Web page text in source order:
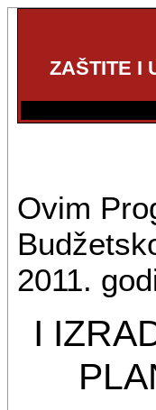
ZAŠTITE I
Ovim
2011.
I